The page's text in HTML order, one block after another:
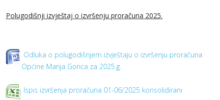
Polugodišnji izvještaj o izvršenju proračuna 2025.
Odluka o polugodišnjem izvještaju o izvršenju proračuna
Općine Marija Gorica za 2025.g.
Ispis izvršenja proračuna 01-06/2025 konsolidirani